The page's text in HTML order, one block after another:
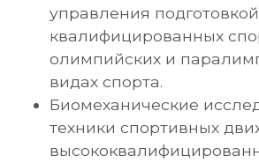
управления
квалифицированных
олимпийских и
видах спорта.
Биомеханические
техники спортивных